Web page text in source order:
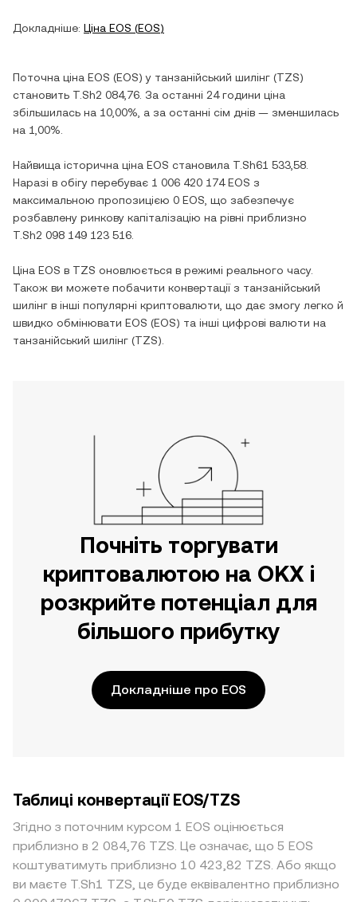
Докладніше: Ціна EOS (EOS)
Поточна ціна EOS (EOS) у танзанійський шилінг (TZS)
становить T.Sh2 084,76 . За останні 24 години ціна
збільшилась на 10,00% , а за останні сім днів — зменшилась
на 1,00%
Найвища історична ціна EOS становила T.Sh61 533,58
Наразі в обігу перебуває 1 006 420 174 EOS з
максимальною пропозицією 0 EOS , що забезпечує
розбавлену ринкову капіталізацію на рівні приблизно
T.Sh2 098 149 123 516
Ціна EOS в TZS оновлюється в режимі реального часу.
Також ви можете побачити конвертації з танзанійський
шилінг в інші популярні криптовалюти, що дає змогу легко й
швидко обмінювати EOS (EOS) та інші цифрові валюти на
танзанійський шилінг (TZS).
Почніть торгувати
криптовалютою на OKX і
розкрийте потенціал для
більшого прибутку
Докладніше про EOS
Таблиці конвертації EOS/TZS
Згідно з поточним курсом 1 EOS оцінюється
приблизно в 2 084,76 TZS. Це означає, що 5 EOS
коштуватимуть приблизно 10 423,82 TZS. Або якщо
ви маєте T.Sh1 TZS, це буде еквівалентно приблизно